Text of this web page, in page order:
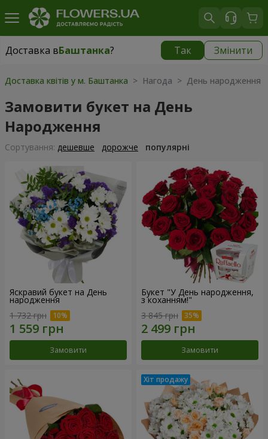
Доставка вБаштанка? Так Змінити
Доставка вБаштанка|
Доставка квітів у м. Баштанка > Нагода > День народження
Замовити букет на День
Народження
Сортування: дешевше дорожче популярні
Яскравий букет на День
народження
1 732 грн
Замовити
Букет "У День народження,
з коханням!"
3 845 грн
Замовити